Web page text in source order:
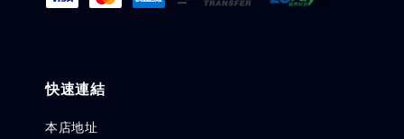
快速連結
本店地址